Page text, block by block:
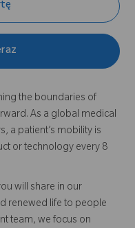
the boundaries of
As a global medical
a patient’s mobility is
or technology every 8
will share in our
renewed life to people
team, we focus on